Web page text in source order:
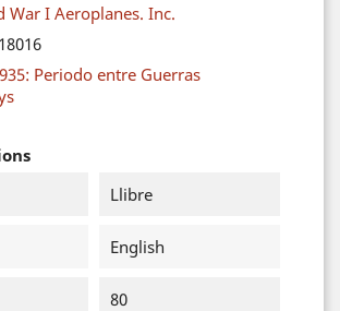
War I Aeroplanes. Inc.
18016
Periodo entre Guerras
Llibre
English
80